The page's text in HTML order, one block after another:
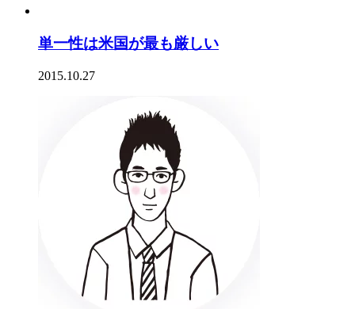
単一性は米国が最も厳しい
2015.10.27